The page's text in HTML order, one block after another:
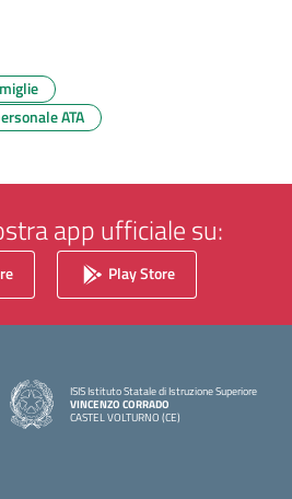
ATA
app ufficiale su:
Play Store
ISIS Istituto Statale di Istruzione Superiore
VINCENZO CORRADO
CASTEL VOLTURNO (CE)